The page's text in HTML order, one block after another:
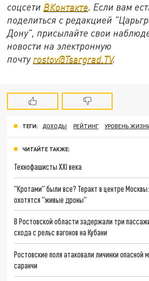
соцсети ВКонтакте . Если вам
поделиться с редакцией
Дону", присылайте свои
новости на электронную
почту rostov@Tsargrad.ТV.
ТЕГИ: ДОХОДЫ РЕЙТИНГ УРОВЕНЬ
ЧИТАЙТЕ ТАКЖЕ:
Технофашисты XXI века
"Кротами" были все? Теракт в центре
охотятся "живые дроны"
В Ростовской области задержали три
схода с рельс вагонов на Кубани
Ростовские поля атаковали личинки опасной
саранчи